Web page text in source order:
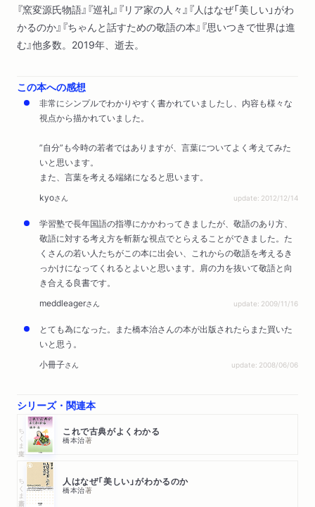
『窯変源氏物語』『巡礼』『リア家の人々』『人はなぜ「美しい」がわ
かるのか』『ちゃんと話すための敬語の本』『思いつきで世界は進
む』他多数。2019年、逝去。
この本への感想
非常にシンプルでわかりやすく書かれていましたし、内容も様々な
視点から描かれていました。
”自分”も今時の若者ではありますが、言葉についてよく考えてみた
いと思います。
また、言葉を考える端緒になると思います。
kyoさん update: 2012/12/14
学習塾で長年国語の指導にかかわってきましたが、敬語のあり方、
敬語に対する考え方を斬新な視点でとらえることができました。た
くさんの若い人たちがこの本に出会い、これからの敬語を考えるき
っかけになってくれるとよいと思います。肩の力を抜いて敬語と向
き合える良書です。
meddleagerさん update: 2009/11/16
とても為になった。また橋本治さんの本が出版されたらまた買いた
いと思う。
小冊子さん update: 2008/06/06
シリーズ・関連本
ちくま文庫 これで古典がよくわかる
橋本治著
ちくま新書 人はなぜ「美しい」がわかるのか
橋本治著